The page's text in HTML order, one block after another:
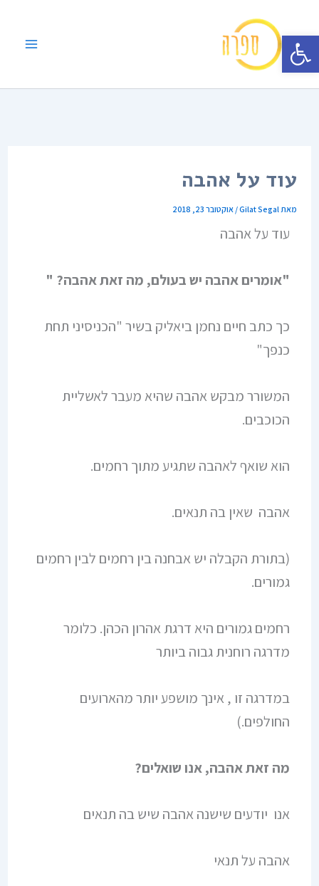
פתח סרגל נגישות
לתוכן
עוד על אהבה
מאתGilat Segal
/ אוקטובר 23, 2018
עוד על אהבה
"אומרים אהבה יש בעולם, מה זאת אהבה? "
כך כתב חיים נחמן ביאליק בשיר "הכניסיני תחת
כנפך"
המשורר מבקש אהבה שהיא מעבר לאשליית
הכוכבים.
הוא שואף לאהבה שתגיע מתוך רחמים.
אהבה שאין בה תנאים.
(בתורת הקבלה יש אבחנה בין רחמים לבין רחמים
גמורים.
רחמים גמורים היא דרגת אהרון הכהן. כלומר
מדרגה רוחנית גבוה ביותר
במדרגה זו , אינך מושפע יותר מהארועים
החולפים.)
מה זאת אהבה, אנו שואלים?
אנו יודעים שישנה אהבה שיש בה תנאים
אהבה על תנאי